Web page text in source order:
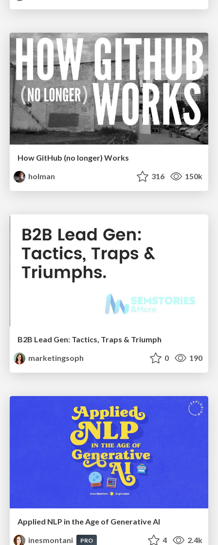
How GitHub (no longer) Works
holman
316 150k
B2B Lead Gen: Tactics, Traps & Triumph
marketingsoph
0 190
Applied NLP in the Age of Generative AI
inesmontani
PRO 4 2.4k